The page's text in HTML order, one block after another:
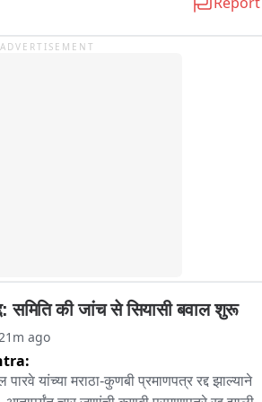
एक्ट, 2010 की धारा 2 में संशोधन का
ADVERTISEMENT
समिति की जांच से सियासी बवाल शुरू
21m ago
यांच्या मराठा-कुणबी प्रमाणपत्र रद्द झाल्याने